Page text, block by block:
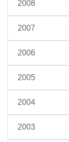
2008
2007
2006
2005
2004
2003